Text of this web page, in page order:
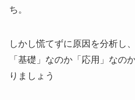
ち。
しかし慌てずに原因を分析し
「基礎」なのか「応用」なの
りましょう